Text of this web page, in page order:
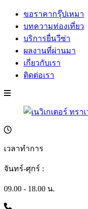
ขอราคากรุ๊ปเหมา
บทความท่องเที่ยว
บริการยื่นวีซ่า
ผลงานที่ผ่านมา
เกี่ยวกับเรา
ติดต่อเรา
เวลาทำการ
จันทร์-ศุกร์ :
09.00 - 18.00 น.